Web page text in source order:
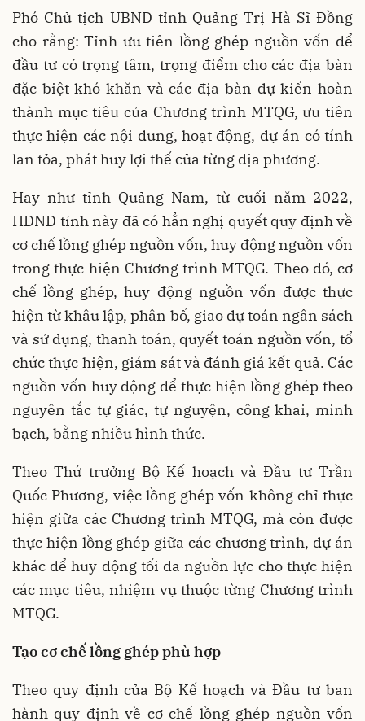
Phó Chủ tịch UBND tỉnh Quảng Trị Hà Sĩ Đồng
cho rằng: Tỉnh ưu tiên lồng ghép nguồn vốn để
đầu tư có trọng tâm, trọng điểm cho các địa bàn
đặc biệt khó khăn và các địa bàn dự kiến hoàn
thành mục tiêu của Chương trình MTQG, ưu tiên
thực hiện các nội dung, hoạt động, dự án có tính
lan tỏa, phát huy lợi thế của từng địa phương.
Hay như tỉnh Quảng Nam, từ cuối năm 2022,
HĐND tỉnh này đã có hẳn nghị quyết quy định về
cơ chế lồng ghép nguồn vốn, huy động nguồn vốn
trong thực hiện Chương trình MTQG. Theo đó, cơ
chế lồng ghép, huy động nguồn vốn được thực
hiện từ khâu lập, phân bổ, giao dự toán ngân sách
và sử dụng, thanh toán, quyết toán nguồn vốn, tổ
chức thực hiện, giám sát và đánh giá kết quả. Các
nguồn vốn huy động để thực hiện lồng ghép theo
nguyên tắc tự giác, tự nguyện, công khai, minh
bạch, bằng nhiều hình thức.
Theo Thứ trưởng Bộ Kế hoạch và Đầu tư Trần
Quốc Phương, việc lồng ghép vốn không chỉ thực
hiện giữa các Chương trình MTQG, mà còn được
thực hiện lồng ghép giữa các chương trình, dự án
khác để huy động tối đa nguồn lực cho thực hiện
các mục tiêu, nhiệm vụ thuộc từng Chương trình
MTQG.
Tạo cơ chế lồng ghép phù hợp
Theo quy định của Bộ Kế hoạch và Đầu tư ban
hành quy định về cơ chế lồng ghép nguồn vốn